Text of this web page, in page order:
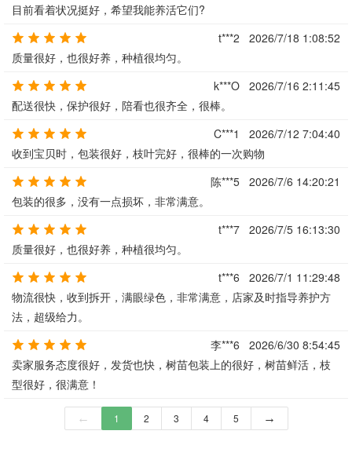
目前看着状况挺好，希望我能养活它们?
t***2
2026/7/18 1:08:52
质量很好，也很好养，种植很均匀。
k***O
2026/7/16 2:11:45
配送很快，保护很好，陪看也很齐全，很棒。
C***1
2026/7/12 7:04:40
收到宝贝时，包装很好，枝叶完好，很棒的一次购物
陈***5
2026/7/6 14:20:21
包装的很多，没有一点损坏，非常满意。
t***7
2026/7/5 16:13:30
质量很好，也很好养，种植很均匀。
t***6
2026/7/1 11:29:48
物流很快，收到拆开，满眼绿色，非常满意，店家及时指导养护方
法，超级给力。
李***6
2026/6/30 8:54:45
卖家服务态度很好，发货也快，树苗包装上的很好，树苗鲜活，枝
型很好，很满意！
← 1 2 3 4 5 →